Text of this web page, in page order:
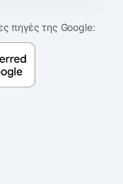
πηγές της Google: